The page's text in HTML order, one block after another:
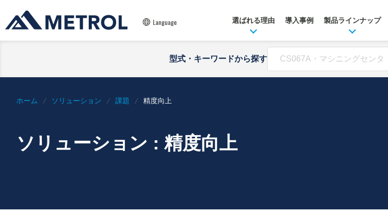
Language 選ばれる理由 導入事例 製品ラインナップ
型式・キーワードから探す
ホーム ソリューション 課題 精度向上
ソリューション : 精度向上